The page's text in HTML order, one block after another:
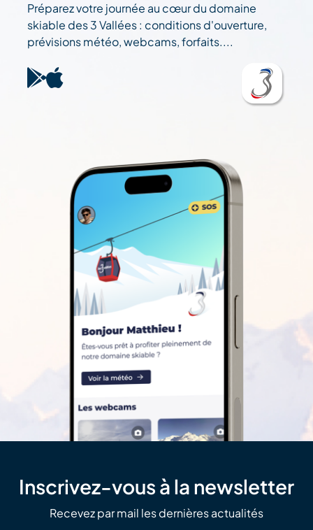
Préparez votre journée au cœur du domaine
skiable des 3 Vallées : conditions d'ouverture,
prévisions météo, webcams, forfaits....
Inscrivez-vous à la newsletter
Recevez par mail les dernières actualités